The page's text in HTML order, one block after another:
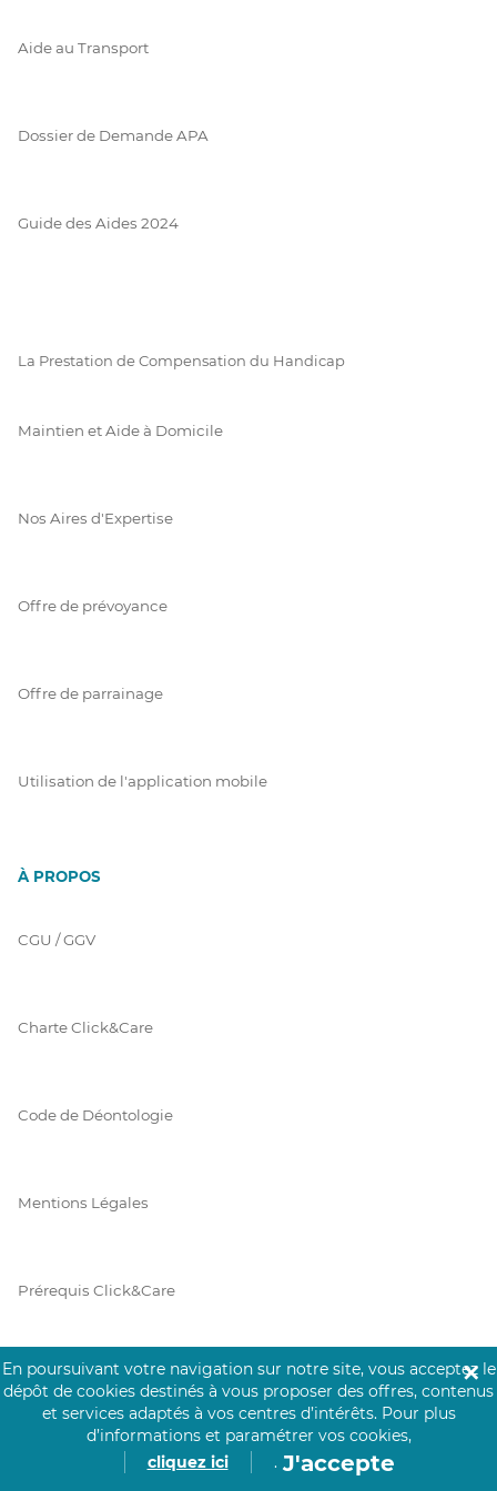
Aide au Transport
Dossier de Demande APA
Guide des Aides 2024
La Prestation de Compensation du Handicap
Maintien et Aide à Domicile
Nos Aires d'Expertise
Offre de prévoyance
Offre de parrainage
Utilisation de l'application mobile
À PROPOS
CGU / GGV
Charte Click&Care
Code de Déontologie
Mentions Légales
Prérequis Click&Care
Protection des Données
En poursuivant votre navigation sur notre site, vous acceptez le
dépôt de cookies destinés à vous proposer des offres, contenus
et services adaptés à vos centres d’intérêts. Pour plus
d’informations et paramétrer vos cookies,
cliquez ici
. J'accepte
✕